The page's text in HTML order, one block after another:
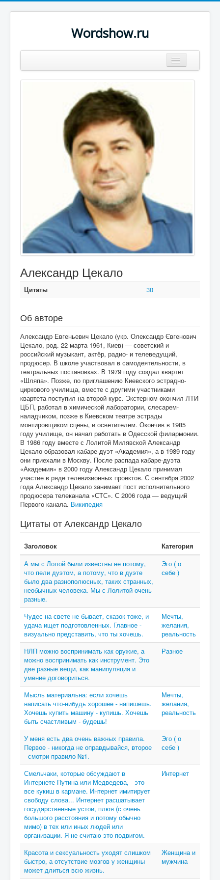
Wordshow.ru
Популярные цитаты
Авторы
Поиск
Александр Цекало
Цитаты 30
Об авторе
Александр Евгеньевич Цекало (укр. Олександр Євгенович
Цекало, род. 22 марта 1961, Киев) — советский и
российский музыкант, актёр, радио- и телеведущий,
продюсер. В школе участвовал в самодеятельности, в
театральных постановках. В 1979 году создал квартет
«Шляпа». Позже, по приглашению Киевского эстрадно-
циркового училища, вместе с другими участниками
квартета поступил на второй курс. Экстерном окончил ЛТИ
ЦБП, работал в химической лаборатории, слесарем-
наладчиком, позже в Киевском театре эстрады
монтировщиком сцены, и осветителем. Окончив в 1985
году училище, он начал работать в Одесской филармонии.
В 1986 году вместе с Лолитой Милявской Александр
Цекало образовал кабаре-дуэт «Академия», а в 1989 году
они приехали в Москву. После распада кабаре-дуэта
«Академия» в 2000 году Александр Цекало принимал
участие в ряде телевизионных проектов. С сентября 2002
года Александр Цекало занимает пост исполнительного
продюсера телеканала «СТС». С 2006 года — ведущий
Первого канала. Википедия
Цитаты от Александр Цекало
Заголовок
Категория
А мы с Лолой были известны не потому,
что пели дуэтом, а потому, что в дуэте
было два разнополюсных, таких странных,
необычных человека. Мы с Лолитой очень
разные.
Эго ( о
себе )
Чудес на свете не бывает, сказок тоже, и
удача ищет подготовленных. Главное -
визуально представить, что ты хочешь.
Мечты,
желания,
реальность
НЛП можно воспринимать как оружие, а
можно воспринимать как инструмент. Это
две разные вещи, как манипуляция и
умение договориться.
Разное
Мысль материальна: если хочешь
написать что-нибудь хорошее - напишешь.
Хочешь купить машину - купишь. Хочешь
быть счастливым - будешь!
Мечты,
желания,
реальность
У меня есть два очень важных правила.
Первое - никогда не оправдывайся, второе
- смотри правило №1.
Эго ( о
себе )
Смельчаки, которые обсуждают в
Интернете Путина или Медведева, - это
все кукиш в кармане. Интернет имитирует
свободу слова... Интернет расшатывает
государственные устои, плюя (с очень
большого расстояния и потому обычно
мимо) в тех или иных людей или
организации. Я не считаю это подвигом.
Интернет
Красота и сексуальность уходят слишком
быстро, а отсутствие мозгов у женщины
может длиться всю жизнь.
Женщина и
мужчина